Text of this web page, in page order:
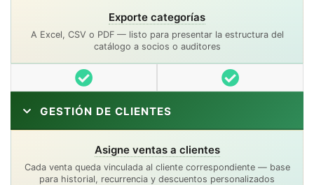
Exporte categorías
A Excel, CSV o PDF — listo para presentar la estructura del
catálogo a socios o auditores
Incluido Incluido
GESTIÓN DE CLIENTES
Asigne ventas a clientes
Cada venta queda vinculada al cliente correspondiente — base
para historial, recurrencia y descuentos personalizados